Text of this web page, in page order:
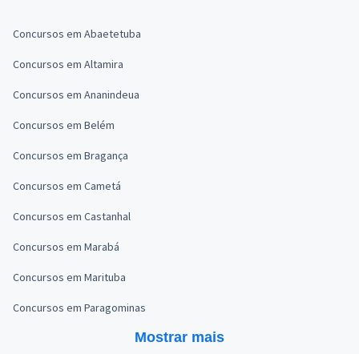
Concursos em Abaetetuba
Concursos em Altamira
Concursos em Ananindeua
Concursos em Belém
Concursos em Bragança
Concursos em Cametá
Concursos em Castanhal
Concursos em Marabá
Concursos em Marituba
Concursos em Paragominas
Mostrar mais